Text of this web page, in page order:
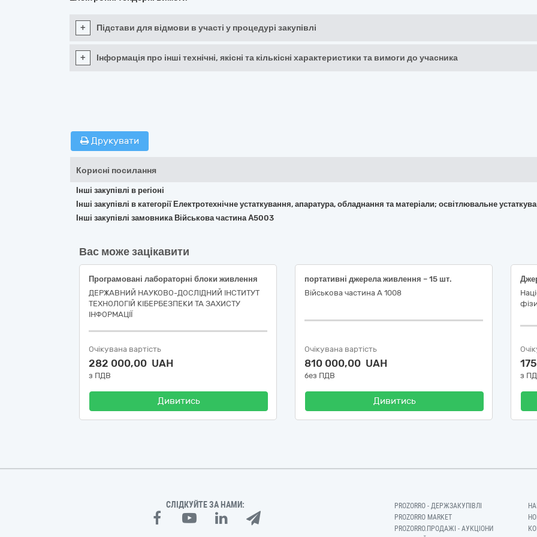
+ Підстави для відмови в участі у процедурі закупівлі
+ Інформація про інші технічні, якісні та кількісні характеристики та вимоги до учасника
Друкувати
Корисні посилання
Інші закупівлі в регіоні
Інші закупівлі в категорії Електротехнічне устаткування, апаратура, обладнання та матеріали; освітлювальне
Інші закупівлі замовника Військова частина А5003
Вас може зацікавити
Програмовані лабораторні блоки живлення
ДЕРЖАВНИЙ НАУКОВО-ДОСЛІДНИЙ ІНСТИТУТ
ТЕХНОЛОГІЙ КІБЕРБЕЗПЕКИ ТА ЗАХИСТУ
ІНФОРМАЦІЇ
Очікувана вартість
282 000,00 UAH
з ПДВ
Дивитись
портативні джерела живлення – 15 шт.
Військова частина А 1008
Очікувана вартість
810 000,00 UAH
без ПДВ
Дивитись
з
СЛІДКУЙТЕ ЗА НАМИ:
PROZORRO - ДЕРЖЗАКУПІВЛІ
PROZORRO MARKET
PROZORRO.ПРОДАЖІ - АУКЦІОНИ